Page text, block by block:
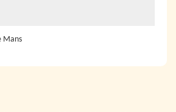
Mans